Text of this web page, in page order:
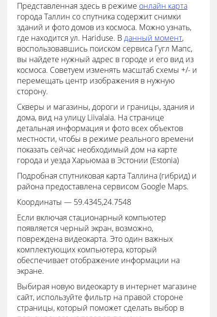
Представленная здесь в режиме онлайн карта
города Таллин со спутника содержит снимки
зданий и фото домов из космоса. Можно узнать,
где находится ул. Hariduse. Вданный момент,
воспользовавшись поиском сервиса Гугл Мапс,
вы найдете нужный адрес в городе и его вид из
космоса. Советуем изменять масштаб схемы +/- и
перемещать центр изображения в нужную
сторону.
Скверы и магазины, дороги и границы, здания и
дома, вид на улицу Liivalaia. На странице
детальная информация и фото всех объектов
местности, чтобы в режиме реального времени
показать сейчас необходимый дом на карте
города и уезда Харьюмаа в Эстонии (Estonia)
Подробная спутниковая карта Таллина (гибрид) и
района предоставлена сервисом Google Maps.
Координаты — 59.4345,24.7548
Если включая стационарный компьютер
появляется черный экран, возможно,
повреждена видеокарта. Это один важных
комплектующих компьютера, который
обеспечивает отображение информации на
экране.
Выбирая новую видеокарту в интернет магазине
сайт, используйте фильтр на правой стороне
страницы, который поможет сделать выбор в